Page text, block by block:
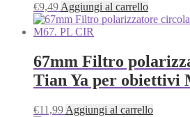
€9,49 Aggiungi al carrello
67mm Filtro
Tian Ya per obiettivi
€11,99 Aggiungi al carrello